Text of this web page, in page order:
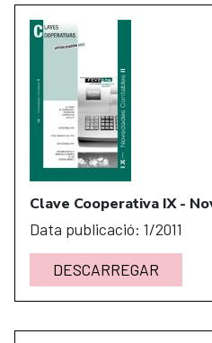
Clave Cooperativa IX -
Data publicació: 1/2011
DESCARREGAR